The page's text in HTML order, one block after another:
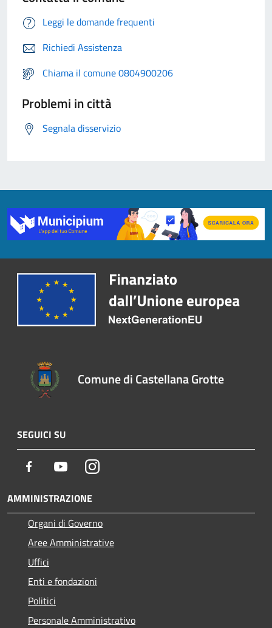
Leggi le domande frequenti
Richiedi Assistenza
Chiama il comune 0804900206
Problemi in città
Segnala disservizio
Comune di Castellana Grotte
SEGUICI SU
Facebook YoutubeInstagram
AMMINISTRAZIONE
Organi di Governo
Aree Amministrative
Uffici
Enti e fondazioni
Politici
Personale Amministrativo